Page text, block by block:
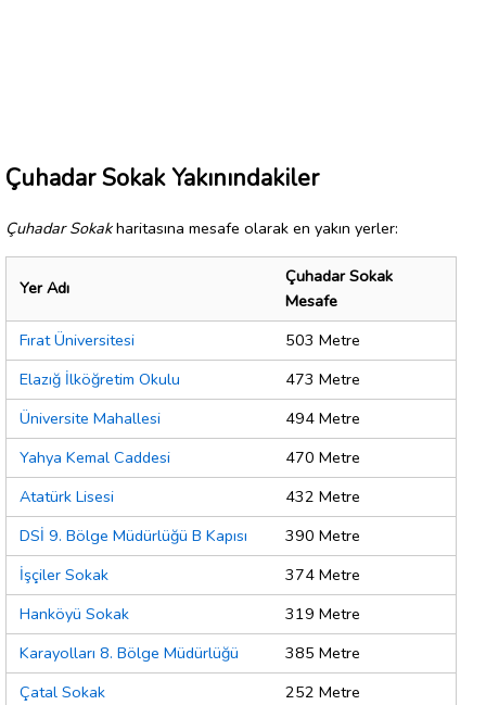
Çuhadar Sokak Yakınındakiler
Çuhadar Sokakharitasına mesafe olarak en yakın yerler:
Yer Adı
Çuhadar Sokak
Mesafe
Fırat Üniversitesi
503 Metre
Elazığ İlköğretim Okulu
473 Metre
Üniversite Mahallesi
494 Metre
Yahya Kemal Caddesi
470 Metre
Atatürk Lisesi
432 Metre
DSİ 9. Bölge Müdürlüğü B Kapısı
390 Metre
İşçiler Sokak
374 Metre
Hanköyü Sokak
319 Metre
Karayolları 8. Bölge Müdürlüğü
385 Metre
Çatal Sokak
252 Metre